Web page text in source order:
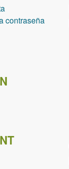
contraseña